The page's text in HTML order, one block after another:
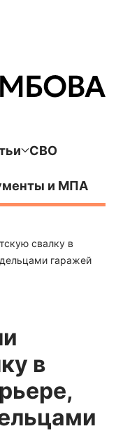
СВО
и МПА
свалку в
гаражей
в